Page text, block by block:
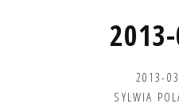
2013-
SYLWIA